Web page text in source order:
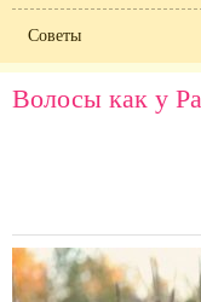
Советы
Волосы как у